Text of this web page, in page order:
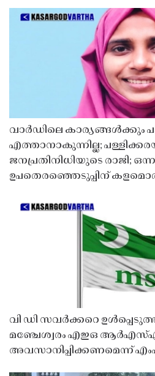
വാർഡിലെ കാര്യങ്ങൾക്കും
എത്താനാകുന്നില്ല;
ജനപ്രതിനിധിയുടെ രാജി;
ഉപതെരഞ്ഞെടുപ്പിന്
വി ഡി സവർക്കറെ
മഞ്ചേശ്വരം എഇഒ
അവസാനിപ്പിക്കണമെന്ന്